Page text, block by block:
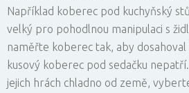
Například koberec pod kuchyňský
velký pro pohodlnou manipulaci s
naměřte koberec tak, aby dosahoval
kusový koberec pod sedačku
jejich hrách chladno od země,